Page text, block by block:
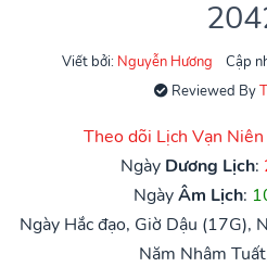
Viết bởi: Nguyễn Hương
Cập
Reviewed By
Theo dõi Lịch Vạn
Ngày Dương Lịch:
NgàyÂm Lịch:
Ngày Hắc đạo, Giờ Dậu (17G),
Năm Nhâm